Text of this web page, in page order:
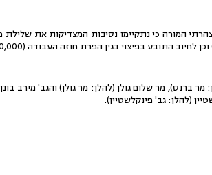
המורה כי נתקיימו נסיבות המצדיקות את שלילת
ברנס), מר שלום גולן (להלן: מר גולן) והגב' מירב
(להלן: גב' פינקלשטיין).